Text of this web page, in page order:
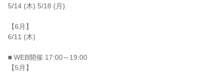
5/14 (木) 5/18 (月)
【6月】
6/11 (木)
■ WEB開催 17:00～19:00
【5月】